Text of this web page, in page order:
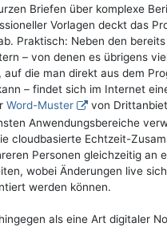
Briefen über komplexe
Vorlagen deckt das
Praktisch: Neben den
– von denen es übrigens
die man direkt aus dem
– findet sich im Internet
Word-Muster
von
Anwendungsbereiche
cloudbasierte Echtzeit-
Personen gleichzeitig an
wobei Änderungen live
werden können.
als eine Art digitaler